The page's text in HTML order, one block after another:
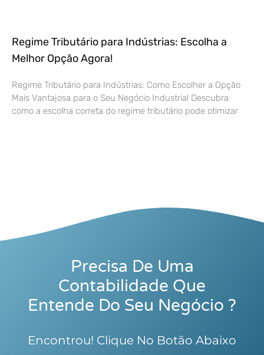
Regime Tributário para Indústrias: Escolha a
Melhor Opção Agora!
Regime Tributário para Indústrias: Como Escolher a Opção
Mais Vantajosa para o Seu Negócio Industrial Descubra
como a escolha correta do regime tributário pode otimizar
Precisa De Uma
Contabilidade Que
Entende Do Seu Negócio ?
Encontrou! Clique No Botão Abaixo